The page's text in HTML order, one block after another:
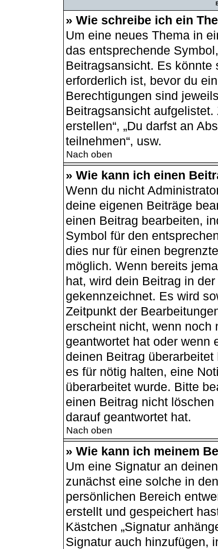
» Wie schreibe ich ein
Um eine neues Thema in
das entsprechende
Beitragsansicht. Es
erforderlich ist, bevor du
Berechtigungen sind
Beitragsansicht aufgelistet.
erstellen“, „Du darfst an
teilnehmen“, usw.
Nach oben
» Wie kann ich einen
Wenn du nicht
deine eigenen Beiträge
einen Beitrag bearbeiten,
Symbol für den
dies nur für einen
möglich. Wenn bereits
hat, wird dein Beitrag in
gekennzeichnet. Es wird
Zeitpunkt der
erscheint nicht, wenn noch
geantwortet hat oder wenn
deinen Beitrag
es für nötig halten, eine
überarbeitet wurde. Bitte
einen Beitrag nicht
darauf geantwortet hat.
Nach oben
» Wie kann ich meinem
Um eine Signatur an
zunächst eine solche in
persönlichen Bereich
erstellt und gespeichert
Kästchen „Signatur
Signatur auch hinzufügen,